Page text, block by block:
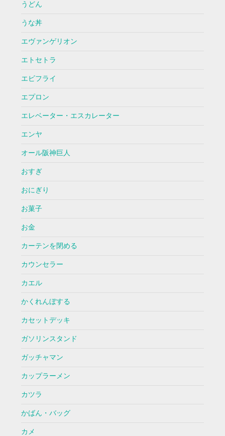
うどん
うな丼
エヴァンゲリオン
エトセトラ
エビフライ
エプロン
エレベーター・エスカレーター
エンヤ
オール阪神巨人
おすぎ
おにぎり
お菓子
お金
カーテンを閉める
カウンセラー
カエル
かくれんぼする
カセットデッキ
ガソリンスタンド
ガッチャマン
カップラーメン
カツラ
かばん・バッグ
カメ